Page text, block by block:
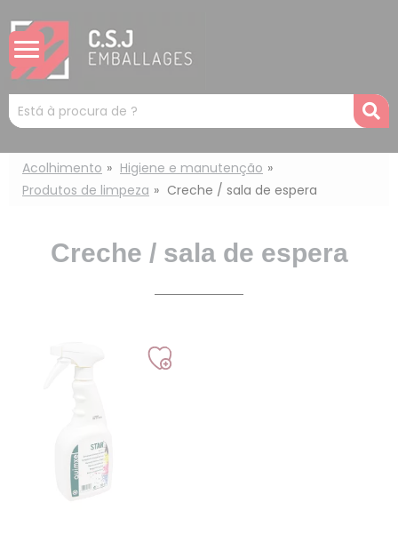
Mots
clés
:
Acolhimento
Higiene e manutenção
Produtos de limpeza
Creche / sala de espera
Creche / sala de espera